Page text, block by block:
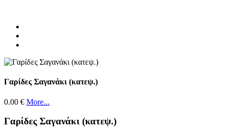
Γαρίδες Σαγανάκι (κατεψ.)
0.00 € More...
Γαρίδες Σαγανάκι (κατεψ.)